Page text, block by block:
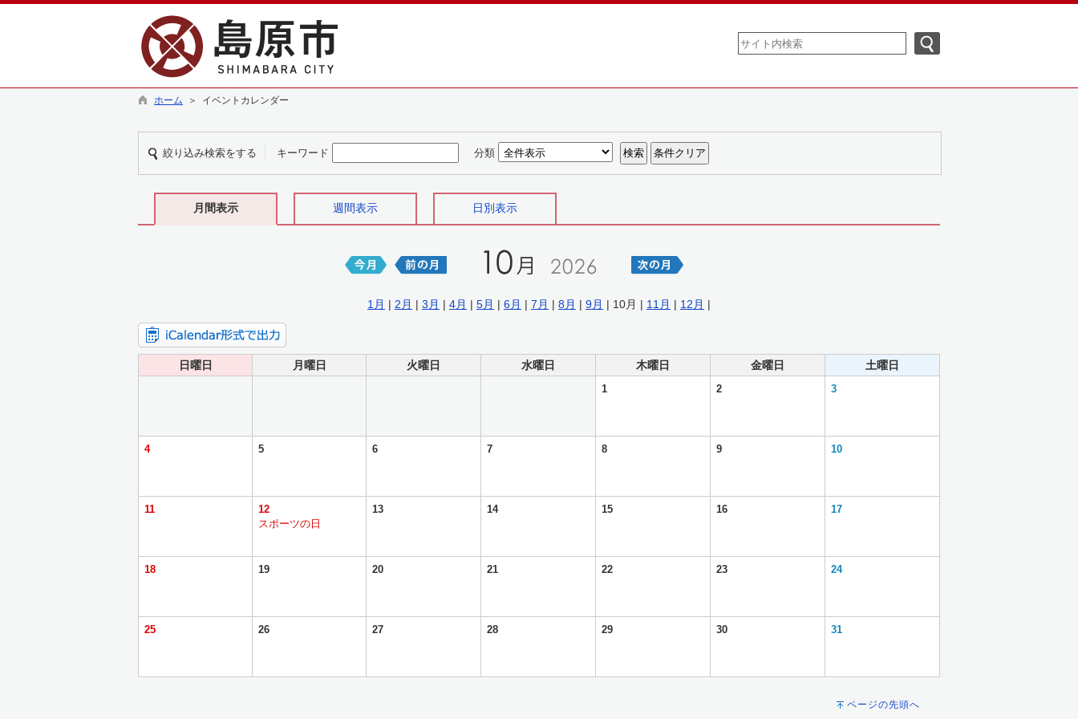
ホーム ＞ イベントカレンダー
絞り込み検索をする キーワード 分類
月間表示 週間表示 日別表示
1月 | 2月 | 3月 | 4月 | 5月 | 6月 | 7月 | 8月 | 9月 | 10月 | 11月 | 12月 |
日曜日 月曜日 火曜日 水曜日 木曜日 金曜日 土曜日
1 2 3
4 5 6 7 8 9 10
11
12
スポーツの日
13 14 15 16 17
18 19 20 21 22 23 24
25 26 27 28 29 30 31
ページの先頭へ